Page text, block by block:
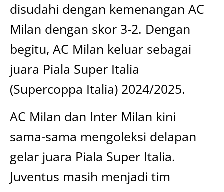
disudahi dengan kemenangan AC
Milan dengan skor 3-2. Dengan
begitu, AC Milan keluar sebagai
juara Piala Super Italia
(Supercoppa Italia) 2024/2025.
AC Milan dan Inter Milan kini
sama-sama mengoleksi delapan
gelar juara Piala Super Italia.
Juventus masih menjadi tim